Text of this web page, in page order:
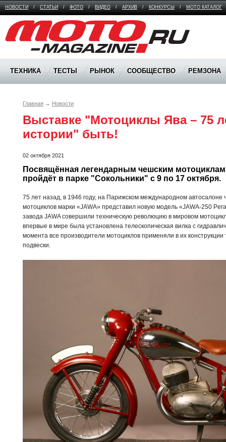
НОВОСТИ / СТАТЬИ / ФОТО / ВИДЕО / АРХИВ / КОНКУРСЫ / МОТО КАТАЛОГ
Moto Magazine
ТЕХНИКА ТЕСТЫ РЫНОК СООБЩЕСТВО РЕМЗОНА
Главная → Новости
Выставке "Мотоциклы Ява – 75
истории" быть!
02 октября 2021
Посвящённая легендарным чешским
пройдёт в парке "Сокольники" с 9 по 17 октября.
75 лет назад, в 1946 году, на Парижском международном автосалоне
мотоциклов марки «JAWA» представил новую модель «JAWA-250
завода JAWA совершили техническую революцию в мировом
впервые в мире была установлена телескопическая вилка с
момента все производители мотоциклов применяли в их
подвески.